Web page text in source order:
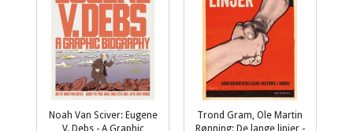
Noah Van Sciver: Eugene
V. Debs - A Graphic
Trond Gram, Ole Martin
Rønning: De lange linjer -